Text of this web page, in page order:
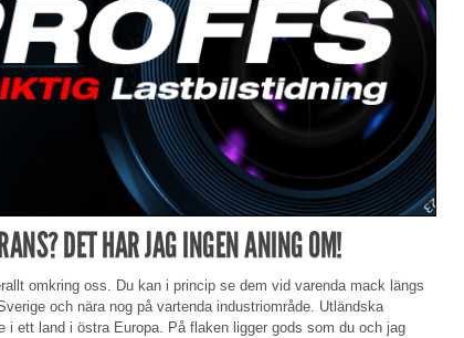
DET HAR JAG INGEN ANING OM!
omkring oss. Du kan i princip se dem vid varenda mack längs
och nära nog på vartenda industriområde. Utländska
i ett land i östra Europa. På flaken ligger gods som du och jag